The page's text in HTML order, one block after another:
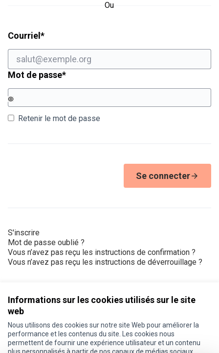
Informations sur les cookies utilisés sur le site
web
Nous utilisons des cookies sur notre site Web pour améliorer la
performance et les contenus du site. Les cookies nous
permettent de fournir une expérience utilisateur et un contenu
Ou
Courriel *Champ obligatoire
Mot de passe*Champ obligatoire
Retenir le mot de passe
Se connecter
S'inscrire
Mot de passe oublié ?
Vous n’avez pas reçu les instructions de confirmation ?
Vous n’avez pas reçu les instructions de déverrouillage ?
Conditions d'utilisation
Paramètres des cookies
Je participe ! sur X
Je participe ! sur Facebook
Je participe ! sur Instagram